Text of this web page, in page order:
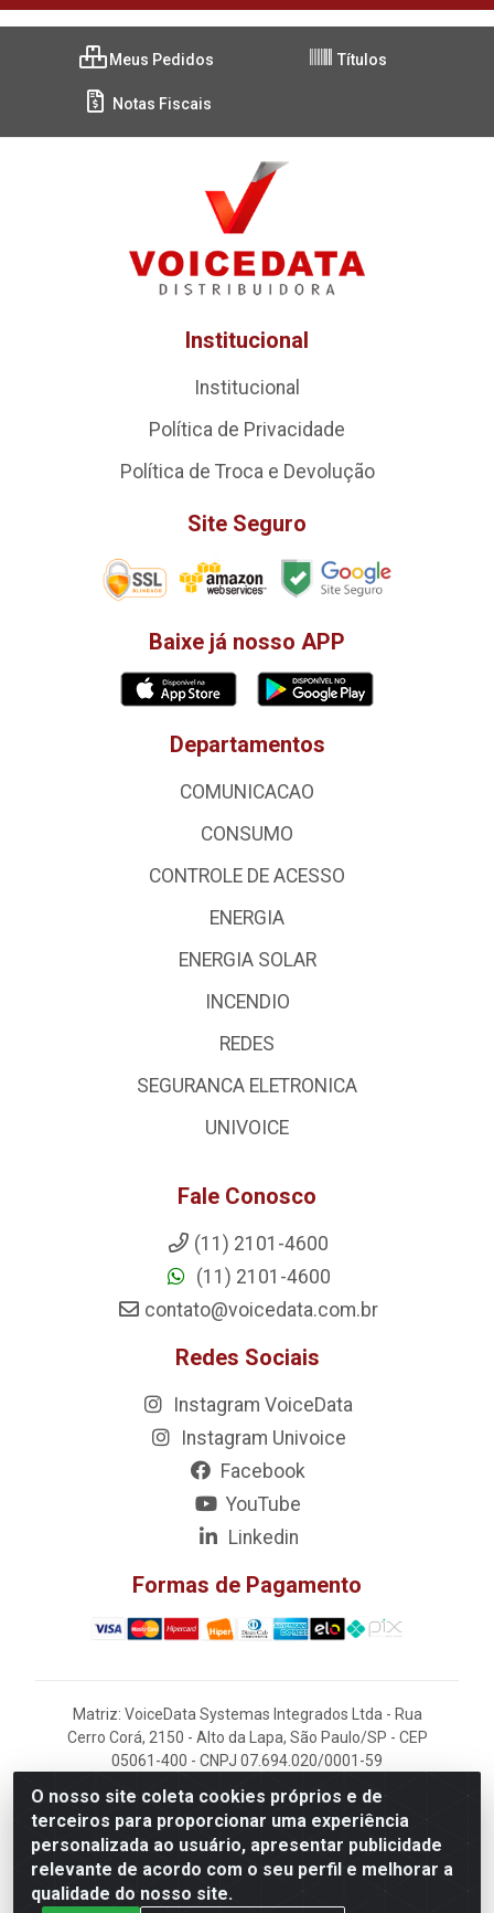
O nosso site coleta cookies próprios e de
terceiros para proporcionar uma experiência
personalizada ao usuário, apresentar publicidade
relevante de acordo com o seu perfil e melhorar a
qualidade do nosso site.
Meus Pedidos Títulos
Notas Fiscais
Institucional
Institucional
Política de Privacidade
Política de Troca e Devolução
Site Seguro
Baixe já nosso APP
Departamentos
COMUNICACAO
CONSUMO
CONTROLE DE ACESSO
ENERGIA
ENERGIA SOLAR
INCENDIO
REDES
SEGURANCA ELETRONICA
UNIVOICE
Fale Conosco
(11) 2101-4600
(11) 2101-4600
contato@voicedata.com.br
Redes Sociais
Instagram VoiceData
Instagram Univoice
Facebook
YouTube
Linkedin
Formas de Pagamento
Matriz: VoiceData Systemas Integrados Ltda - Rua
Cerro Corá, 2150 - Alto da Lapa, São Paulo/SP - CEP
05061-400 - CNPJ 07.694.020/0001-59
Filial: VoiceData - Rua João Kaufmann, 405 -
Rochdale - Osasco/SP - CEP 06220-060